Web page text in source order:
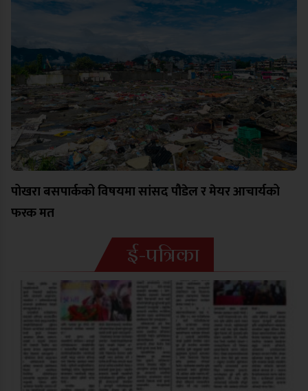
पोखरा बसपार्कको विषयमा सांसद पौडेल र मेयर आचार्यको
फरक मत
ई-पत्रिका